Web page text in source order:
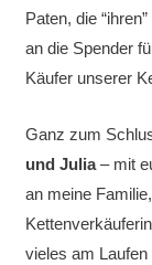
Paten, die
an die Spender
Käufer unserer
Ganz zum
und Julia– mit
an meine
vieles am